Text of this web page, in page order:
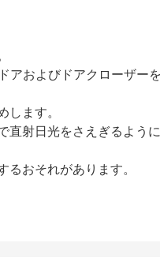
およびドアクローザー
ます。
射日光をさえぎるように
おそれがあります。